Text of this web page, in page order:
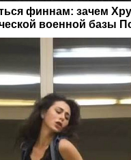
финнам: зачем
военной базы